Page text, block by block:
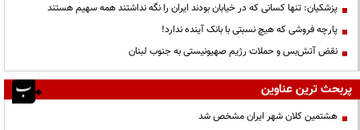
پزشکیان: تنها کسانی که در خیابان بودند ایران را نگه نداشتند همه سهیم هستند
پارچه فروشی که هیچ نسبتی با بانک آینده ندارد!
نقض آتش‌بس و حملات رژیم صهیونیستی به جنوب لبنان
پربحث ترین عناوین
هشتمین کلان شهر ایران مشخص شد